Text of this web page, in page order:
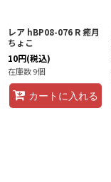
レア hBP08-076 R 癒月
ちょこ
10円(税込)
在庫数 9個
カートに入れる